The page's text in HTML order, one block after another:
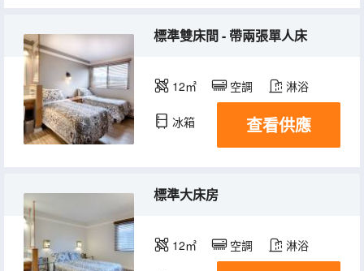
標準雙床間 - 帶兩張單人床
12㎡ 空調 淋浴
冰箱 查看供應
標準大床房
12㎡ 空調 淋浴